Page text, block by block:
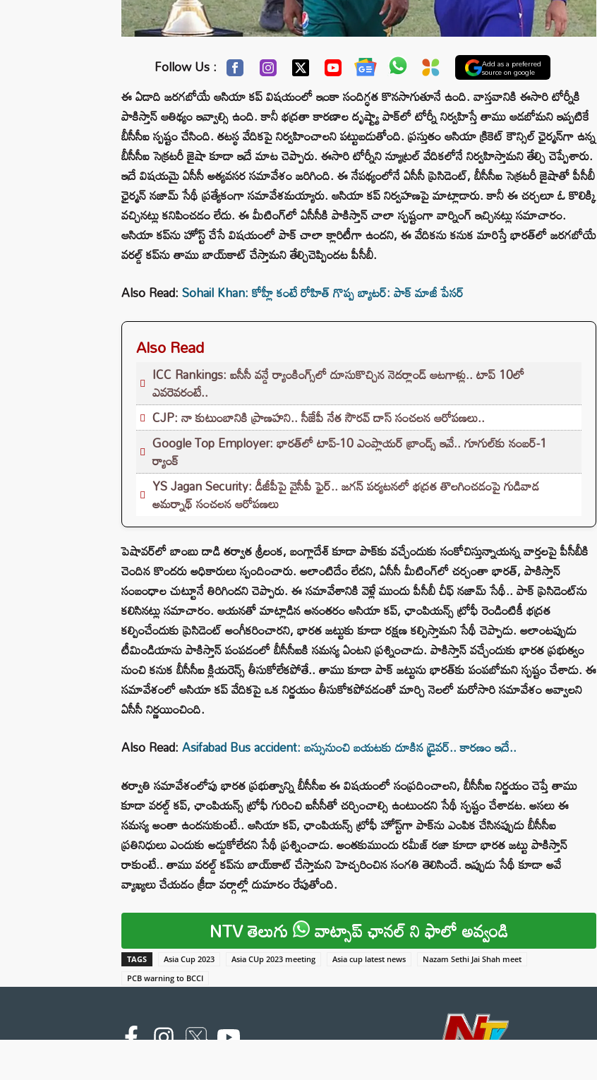
Follow Us : Add as a preferred
source on google
ఈ ఏడాది జరగబోయే ఆసియా కప్ విషయంలో ఇంకా సందిగ్ధత కొనసాగుతూనే ఉంది. వాస్తవానికి ఈసారి టోర్నీకి
పాకిస్తాన్ ఆతిథ్యం ఇవ్వాల్సి ఉంది. కానీ భద్రతా కారణాల దృష్ట్యా పాక్‌లో టోర్నీ నిర్వహిస్తే తాము ఆడబోమని ఇప్పటికే
బీసీసీఐ స్పష్టం చేసింది. తటస్ఠ వేదికపై నిర్వహించాలని పట్టుబడుతోంది. ప్రస్తుతం ఆసియా క్రికెట్ కౌన్సిల్ ఛైర్మన్‌గా ఉన్న
బీసీసీఐ సెక్రటరీ జైషా కూడా ఇదే మాట చెప్పారు. ఈసారి టోర్నీని న్యూట్రల్ వేదికలోనే నిర్వహిస్తామని తేల్చి చెప్పేశారు.
ఇదే విషయమై ఏసీసీ అత్యవసర సమావేశం జరిగింది. ఈ నేపథ్యంలోనే ఏసీసీ ప్రెసిడెంట్, బీసీసీఐ సెక్రటరీ జైషాతో పీసీబీ
ఛైర్మన్ నజామ్ సేథీ ప్రత్యేకంగా సమావేశమయ్యారు. ఆసియా కప్ నిర్వహణపై మాట్లాడారు. కానీ ఈ చర్చలూ ఓ కొలిక్కి
వచ్చినట్లు కనిపించడం లేదు. ఈ మీటింగ్‌లో ఏసీసీకి పాకిస్తాన్ చాలా స్పష్టంగా వార్నింగ్ ఇచ్చినట్లు సమాచారం.
ఆసియా కప్‌ను హోస్ట్ చేసే విషయంలో పాక్ చాలా క్లారిటీగా ఉందని, ఈ వేదికను కనుక మారిస్తే భారత్‌లో జరగబోయే
వరల్డ్ కప్‌ను తాము బాయ్‌కాట్ చేస్తామని తేల్చిచెప్పిందట పీసీబీ.
Also Read:Sohail Khan: కోహ్లీ కంటే రోహిత్ గొప్ప బ్యాటర్: పాక్ మాజీ పేసర్
Also Read
ICC Rankings: ఐసీసీ వన్డే ర్యాంకింగ్స్‌లో దూసుకొచ్చిన నెదర్లాండ్ ఆటగాళ్లు.. టాప్ 10లో
ఎవరెవరంటే..
CJP: నా కుటుంబానికి ప్రాణహని.. సీజేపీ నేత సౌరవ్ దాస్ సంచలన ఆరోపణలు..
Google Top Employer: భారత్‌లో టాప్-10 ఎంప్లాయర్ బ్రాండ్స్ ఇవే.. గూగుల్‌కు నంబర్-1
ర్యాంక్
YS Jagan Security: డీజీపీపై వైసీపీ ఫైర్.. జగన్ పర్యటనలో భద్రత తొలగించడంపై గుడివాడ
అమర్నాథ్ సంచలన ఆరోపణలు
పెషావర్‌లో బాంబు దాడి తర్వాత శ్రీలంక, బంగ్లాదేశ్ కూడా పాక్‌కు వచ్చేందుకు సంకోచిస్తున్నాయన్న వార్తలపై పీసీబీకి
చెందిన కొందరు అధికారులు స్పందించారు. అలాంటిదేం లేదని, ఏసీసీ మీటింగ్‌లో చర్చంతా భారత్, పాకిస్తాన్
సంబంధాల చుట్టూనే తిరిగిందని చెప్పారు. ఈ సమావేశానికి వెళ్లే ముందు పీసీబీ చీఫ్ నజామ్ సేథీ.. పాక్ ప్రెసిడెంట్‌ను
కలిసినట్లు సమాచారం. ఆయనతో మాట్లాడిన అనంతరం ఆసియా కప్, ఛాంపియన్స్ ట్రోఫీ రెండింటికీ భద్రత
కల్పించేందుకు ప్రెసిడెంట్ అంగీకరించారని, భారత జట్టుకు కూడా రక్షణ కల్పిస్తామని సేథీ చెప్పాడు. అలాంటప్పుడు
టీమిండియాను పాకిస్తాన్ పంపడంలో బీసీసీఐకి సమస్య ఏంటని ప్రశ్నించాడు. పాకిస్తాన్ వచ్చేందుకు భారత ప్రభుత్వం
నుంచి కనుక బీసీసీఐ క్లియరెన్స్ తీసుకోలేకపోతే.. తాము కూడా పాక్ జట్టును భారత్‌కు పంపబోమని స్పష్టం చేశాడు. ఈ
సమావేశంలో ఆసియా కప్ వేదికపై ఒక నిర్ణయం తీసుకోకపోవడంతో మార్చి నెలలో మరోసారి సమావేశం అవ్వాలని
ఏసీసీ నిర్ణయించింది.
Also Read:Asifabad Bus accident: బస్సునుంచి బయటకు దూకిన డ్రైవర్‌.. కారణం ఇదే..
తర్వాతి సమావేశంలోపు భారత ప్రభుత్వాన్ని బీసీసీఐ ఈ విషయంలో సంప్రదించాలని, బీసీసీఐ నిర్ణయం చెప్తే తాము
కూడా వరల్డ్ కప్, ఛాంపియన్స్ ట్రోఫీ గురించి ఐసీసీతో చర్చించాల్సి ఉంటుందని సేథీ స్పష్టం చేశాడట. అసలు ఈ
సమస్య అంతా ఉందనుకుంటే.. ఆసియా కప్, ఛాంపియన్స్ ట్రోఫీ హోస్ట్‌గా పాక్‌ను ఎంపిక చేసినప్పుడు బీసీసీఐ
ప్రతినిధులు ఎందుకు అడ్డుకోలేదని సేథీ ప్రశ్నించాడు. అంతకుముందు రమీజ్ రజా కూడా భారత జట్టు పాకిస్తాన్
రాకుంటే.. తాము వరల్డ్ కప్‌ను బాయ్‌కాట్ చేస్తామని హెచ్చరించిన సంగతి తెలిసిందే. ఇప్పుడు సేథీ కూడా అవే
వ్యాఖ్యలు చేయడం క్రీడా వర్గాల్లో దుమారం రేపుతోంది.
NTV తెలుగు వాట్సాప్ ఛానల్ ని ఫాలో అవ్వండి
TAGS Asia Cup 2023 Asia CUp 2023 meeting Asia cup latest news
Nazam Sethi Jai Shah meet
PCB warning to BCCI